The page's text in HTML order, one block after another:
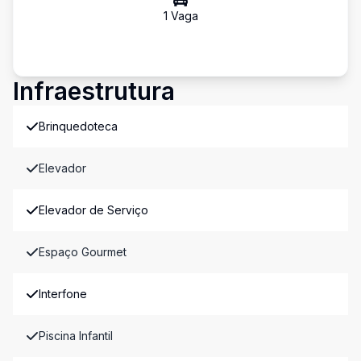
1 Vaga
Infraestrutura
Brinquedoteca
Elevador
Elevador de Serviço
Espaço Gourmet
Interfone
Piscina Infantil